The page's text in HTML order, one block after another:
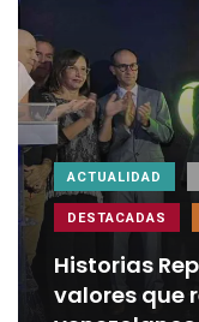
ACTUALIDAD
DESTACADAS
Historias
valores que